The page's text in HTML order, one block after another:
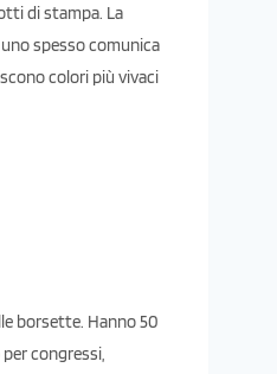
di stampa. La
spesso comunica
colori più vivaci
borsette. Hanno 50
congressi,